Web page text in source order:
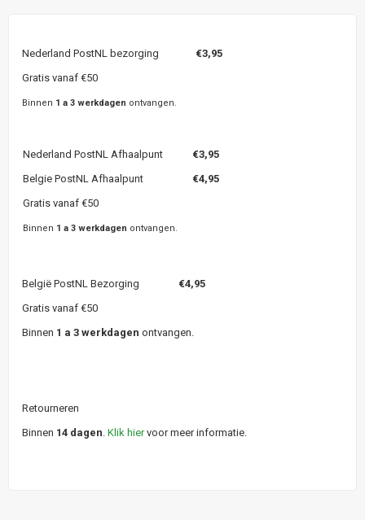
Nederland PostNL bezorging €3,95
Gratis vanaf €50
Binnen 1 a 3 werkdagen ontvangen.
Nederland PostNL Afhaalpunt €3,95
Belgie PostNL Afhaalpunt
€4,95
Gratis vanaf €50
Binnen 1 a 3 werkdagen ontvangen.
België PostNL Bezorging €4,95
Gratis vanaf €50
Binnen 1 a 3 werkdagen ontvangen.
Retourneren
Binnen 14 dagen Klik hiervoor meer informatie.